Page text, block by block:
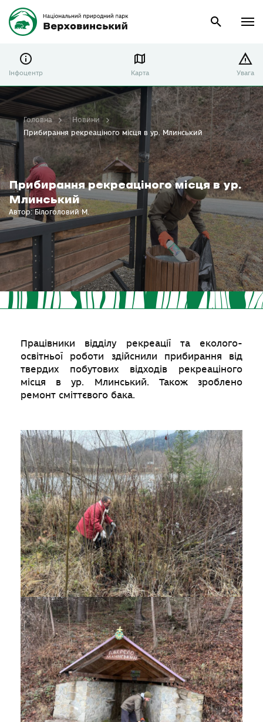
Інфоцентр Карта Увага
Прибирання рекреаціного місця в ур.
Млинський
Автор: Білоголовий М.
Головна
Новини
Прибирання рекреаціного місця в ур. Млинський
Працівники відділу рекреації та еколого-
освітньої роботи здійснили прибирання від
твердих побутових відходів рекреаціного
місця в ур. Млинський. Також зроблено
ремонт сміттєвого бака.